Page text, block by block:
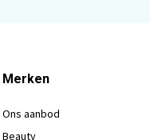
Merken
Ons aanbod
Beauty